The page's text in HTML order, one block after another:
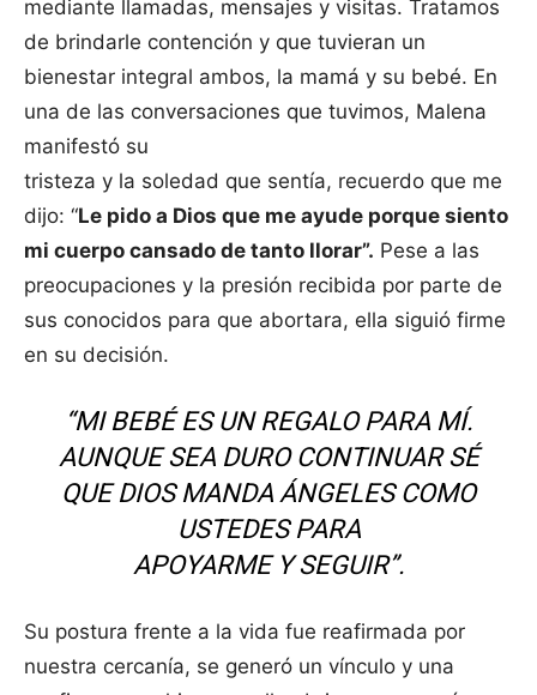
mediante llamadas, mensajes y visitas. Tratamos
de brindarle contención y que tuvieran un
bienestar integral ambos, la mamá y su bebé. En
una de las conversaciones que tuvimos, Malena
manifestó su
tristeza y la soledad que sentía, recuerdo que me
dijo: “Le pido a Dios que me ayude porque siento
mi cuerpo cansado de tanto llorar”. Pese a las
preocupaciones y la presión recibida por parte de
sus conocidos para que abortara, ella siguió firme
en su decisión.
“MI BEBÉ ES UN REGALO PARA MÍ.
AUNQUE SEA DURO CONTINUAR SÉ
QUE DIOS MANDA ÁNGELES COMO
USTEDES PARA
APOYARME Y SEGUIR”.
Su postura frente a la vida fue reafirmada por
nuestra cercanía, se generó un vínculo y una